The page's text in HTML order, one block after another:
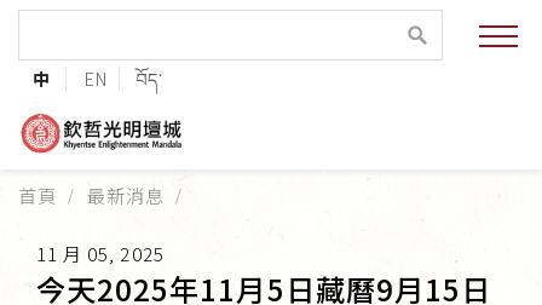
中 EN བོད་
緣起與願景
法王與上師的祝福
培植福田
首頁 最新消息
11 月 05, 2025
今天2025年11月5日藏曆9月15日